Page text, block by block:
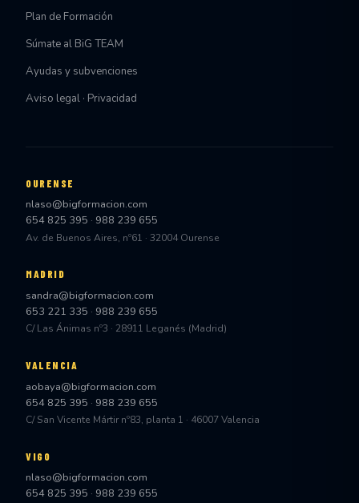
Plan de Formación
Súmate al BiG TEAM
Ayudas y subvenciones
Aviso legal · Privacidad
OURENSE
nlaso@bigformacion.com
654 825 395 · 988 239 655
Av. de Buenos Aires, nº61 · 32004 Ourense
MADRID
sandra@bigformacion.com
653 221 335 · 988 239 655
C/ Las Ánimas nº3 · 28911 Leganés (Madrid)
VALENCIA
aobaya@bigformacion.com
654 825 395 · 988 239 655
C/ San Vicente Mártir nº83, planta 1 · 46007 Valencia
VIGO
nlaso@bigformacion.com
654 825 395 · 988 239 655